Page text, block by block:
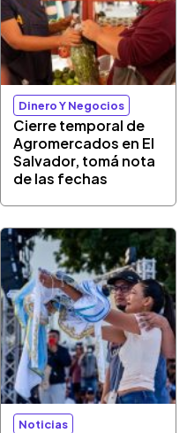
Dinero Y Negocios
Cierre temporal de
Agromercados en El
Salvador, tomá nota
de las fechas
Noticias